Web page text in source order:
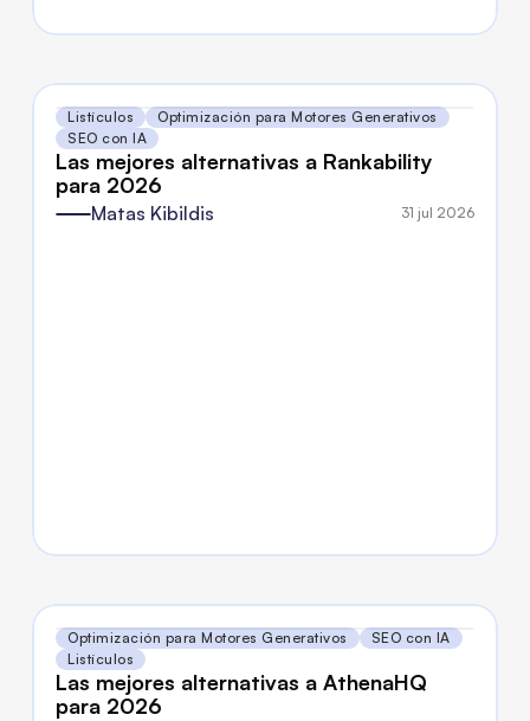
Listículos
Optimización para Motores Generativos
SEO con IA
Las mejores alternativas a Rankability
para 2026
Matas Kibildis 31 jul 2026
Optimización para Motores Generativos
SEO con IA
Listículos
Las mejores alternativas a AthenaHQ
para 2026